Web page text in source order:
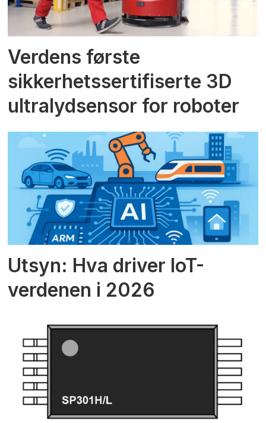
Verdens første
sikkerhetssertifiserte 3D
ultralydsensor for roboter
Utsyn: Hva driver IoT-
verdenen i 2026